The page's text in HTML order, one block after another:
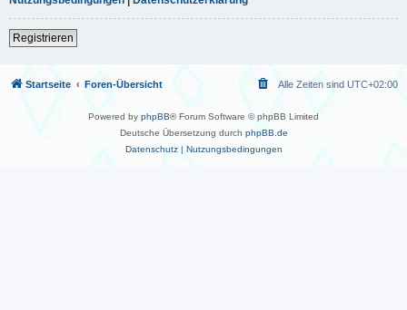
Registrieren
Startseite Foren-Übersicht Alle Zeiten sind UTC+02:00
Powered by phpBB® Forum Software © phpBB Limited
Deutsche Übersetzung durch phpBB.de
Datenschutz| Nutzungsbedingungen